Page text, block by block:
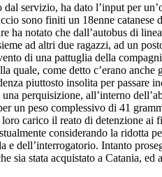
servizio, ha dato l’input per
sono finiti un 18enne catanese
ha notato che dall’autobus di
ad altri due ragazzi, ad un
di una pattuglia della
quale, come detto c’erano anche
piuttosto insolita per passare
perquisizione, all’interno
un peso complessivo di 41
carico il reato di detenzione ai
considerando la ridotta
e dell’interrogatorio. Intanto
sia stata acquistato a Catania, ed